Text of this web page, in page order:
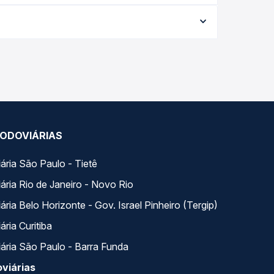
garante a melhor oferta para o seu roteiro.
São Paulo - Tietê
Rio de Janeiro - Novo Rio
Belo Horizonte - Gov. Israel Pinheiro (Tergip)
Curitiba
São Paulo - Barra Funda